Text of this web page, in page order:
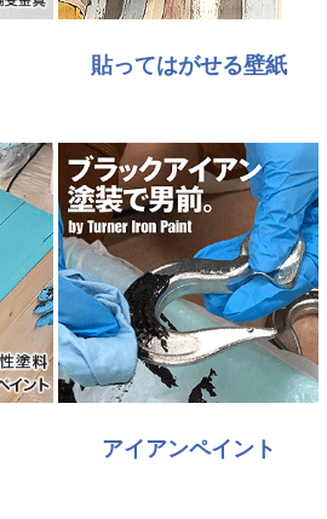
貼ってはがせる壁紙
アイアンペイント